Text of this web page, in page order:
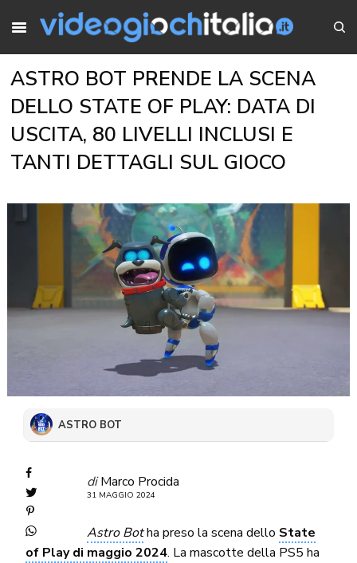
ASTRO BOT PRENDE LA SCENA
DELLO STATE OF PLAY: DATA DI
USCITA, 80 LIVELLI INCLUSI E
TANTI DETTAGLI SUL GIOCO
ASTRO BOT
di Marco Procida
31 MAGGIO 2024
Astro Botha preso la scena dello State
of Play di maggio 2024. La mascotte della PS5 ha